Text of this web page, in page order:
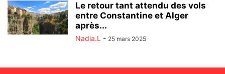
Le retour tant attendu des vols
entre Constantine et Alger
après...
Nadia.L - 25 mars 2025